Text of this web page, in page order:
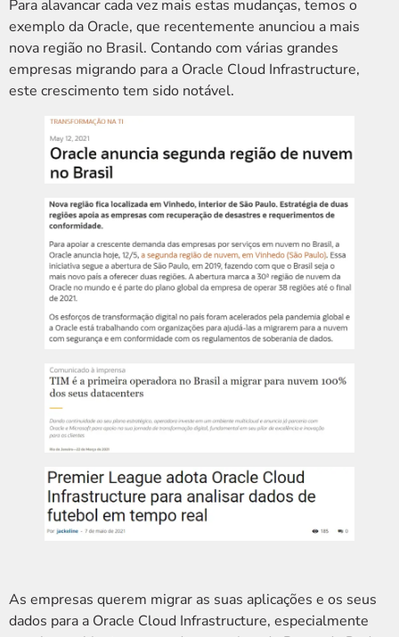
Para alavancar cada vez mais estas mudanças, temos o
exemplo da Oracle, que recentemente anunciou a mais
nova região no Brasil. Contando com várias grandes
empresas migrando para a Oracle Cloud Infrastructure,
este crescimento tem sido notável.
As empresas querem migrar as suas aplicações e os seus
dados para a Oracle Cloud Infrastructure, especialmente